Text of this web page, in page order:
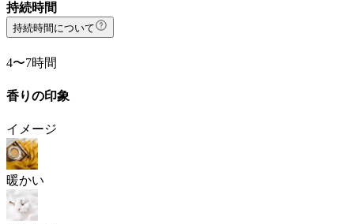
持続時間
持続時間について
4〜7時間
香りの印象
イメージ
暖かい